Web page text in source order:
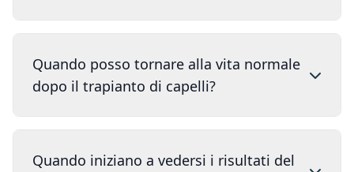
Quando posso tornare alla vita normale
dopo il trapianto di capelli?
Quando iniziano a vedersi i risultati del